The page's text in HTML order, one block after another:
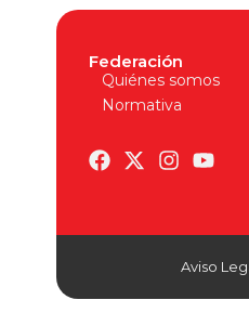
Federación
Quiénes somos
Normativa
Aviso